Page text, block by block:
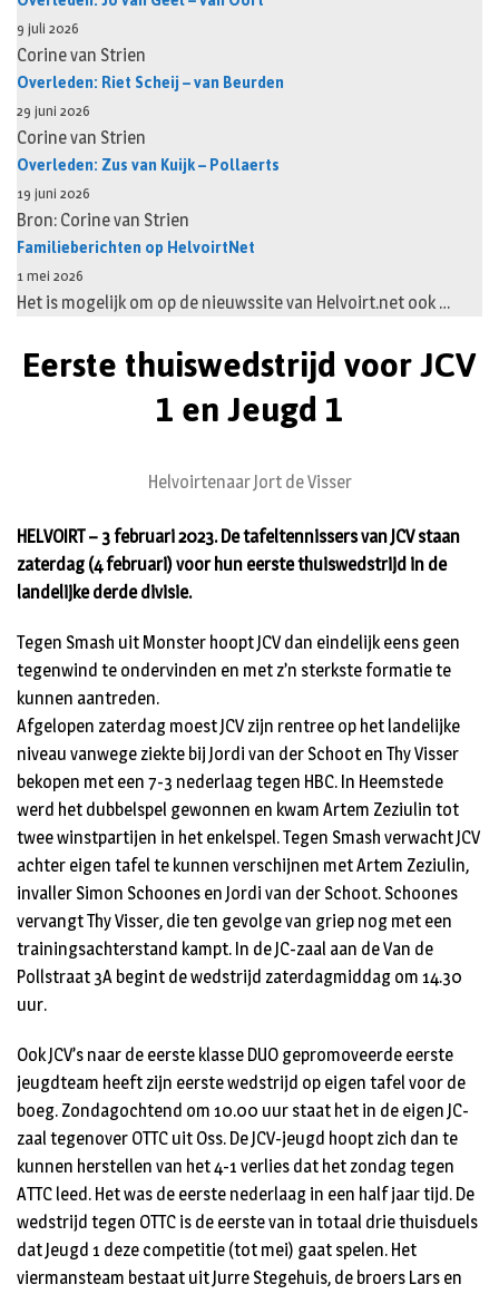
9 juli 2026
Corine van Strien
Overleden: Riet Scheij – van Beurden
29 juni 2026
Corine van Strien
Overleden: Zus van Kuijk – Pollaerts
19 juni 2026
Bron: Corine van Strien
Familieberichten op HelvoirtNet
1 mei 2026
Het is mogelijk om op de nieuwssite van Helvoirt.net ook …
Eerste thuiswedstrijd voor JCV
1 en Jeugd 1
Helvoirtenaar Jort de Visser
HELVOIRT – 3 februari 2023. De tafeltennissers van JCV staan
zaterdag (4 februari) voor hun eerste thuiswedstrijd in de
landelijke derde divisie.
Tegen Smash uit Monster hoopt JCV dan eindelijk eens geen
tegenwind te ondervinden en met z’n sterkste formatie te
kunnen aantreden.
Afgelopen zaterdag moest JCV zijn rentree op het landelijke
niveau vanwege ziekte bij Jordi van der Schoot en Thy Visser
bekopen met een 7-3 nederlaag tegen HBC. In Heemstede
werd het dubbelspel gewonnen en kwam Artem Zeziulin tot
twee winstpartijen in het enkelspel. Tegen Smash verwacht JCV
achter eigen tafel te kunnen verschijnen met Artem Zeziulin,
invaller Simon Schoones en Jordi van der Schoot. Schoones
vervangt Thy Visser, die ten gevolge van griep nog met een
trainingsachterstand kampt. In de JC-zaal aan de Van de
Pollstraat 3A begint de wedstrijd zaterdagmiddag om 14.30
uur.
Ook JCV’s naar de eerste klasse DUO gepromoveerde eerste
jeugdteam heeft zijn eerste wedstrijd op eigen tafel voor de
boeg. Zondagochtend om 10.00 uur staat het in de eigen JC-
zaal tegenover OTTC uit Oss. De JCV-jeugd hoopt zich dan te
kunnen herstellen van het 4-1 verlies dat het zondag tegen
ATTC leed. Het was de eerste nederlaag in een half jaar tijd. De
wedstrijd tegen OTTC is de eerste van in totaal drie thuisduels
dat Jeugd 1 deze competitie (tot mei) gaat spelen. Het
viermansteam bestaat uit Jurre Stegehuis, de broers Lars en